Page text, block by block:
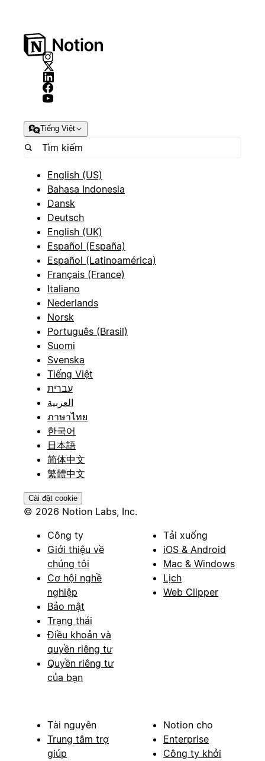
Tiếng Việt
English (US)
Bahasa Indonesia
Dansk
Deutsch
English (UK)
Español (España)
Español (Latinoamérica)
Français (France)
Italiano
Nederlands
Norsk
Português (Brasil)
Suomi
Svenska
Tiếng Việt
עברית
العربية
ภาษาไทย
한국어
日本語
简体中文
繁體中文
Cài đặt cookie
© 2026 Notion Labs, Inc.
Công ty
Giới thiệu về
chúng tôi
Cơ hội nghề
nghiệp
Bảo mật
Trạng thái
Điều khoản và
quyền riêng tư
Quyền riêng tư
của bạn
Tải xuống
iOS & Android
Mac & Windows
Lịch
Web Clipper
Tài nguyên
Trung tâm trợ
giúp
Notion cho
Enterprise
Công ty khởi